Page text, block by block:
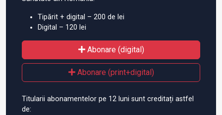
Tipărit + digital – 200 de lei
Digital – 120 lei
Abonare (digital)
Abonare (print+digital)
Titularii abonamentelor pe 12 luni sunt creditați astfel
de: